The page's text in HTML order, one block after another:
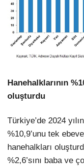
Hanehalklarının
oluşturdu
Türkiye’de 2024
%10,9’unu tek
hanehalkları
%2,6’sını baba ve